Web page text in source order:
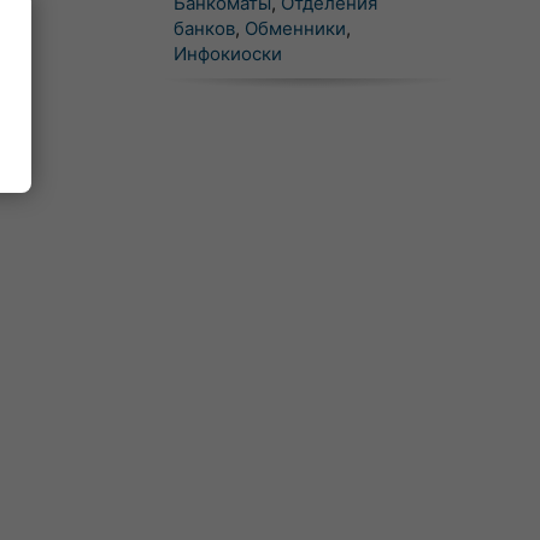
банков, Обменники,
Инфокиоски